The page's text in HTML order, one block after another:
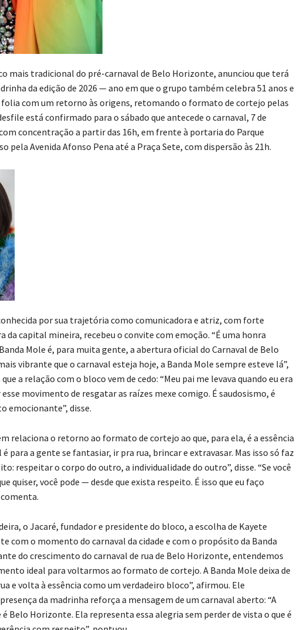
mais tradicional do pré-carnaval de Belo Horizonte, anunciou que terá
da edição de 2026 — ano em que o grupo também celebra 51 anos e
com um retorno às origens, retomando o formato de cortejo pelas
está confirmado para o sábado que antecede o carnaval, 7 de
concentração a partir das 16h, em frente à portaria do Parque
pela Avenida Afonso Pena até a Praça Sete, com dispersão às 21h.
por sua trajetória como comunicadora e atriz, com forte
da capital mineira, recebeu o convite com emoção. “É uma honra
Mole é, para muita gente, a abertura oficial do Carnaval de Belo
vibrante que o carnaval esteja hoje, a Banda Mole sempre esteve lá”,
a relação com o bloco vem de cedo: “Meu pai me levava quando eu era
movimento de resgatar as raízes mexe comigo. É saudosismo, é
emocionante”, disse.
relaciona o retorno ao formato de cortejo ao que, para ela, é a essência
é para a gente se fantasiar, ir pra rua, brincar e extravasar. Mas isso só faz
respeitar o corpo do outro, a individualidade do outro”, disse. “Se você
quiser, você pode — desde que exista respeito. É isso que eu faço
o Jacaré, fundador e presidente do bloco, a escolha de Kayete
com o momento do carnaval da cidade e com o propósito da Banda
do crescimento do carnaval de rua de Belo Horizonte, entendemos
ideal para voltarmos ao formato de cortejo. A Banda Mole deixa de
e volta à essência como um verdadeiro bloco”, afirmou. Ele
da madrinha reforça a mensagem de um carnaval aberto: “A
é Belo Horizonte. Ela representa essa alegria sem perder de vista o que é